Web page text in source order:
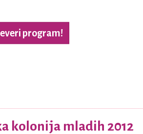
program!
kolonija mladih 2012